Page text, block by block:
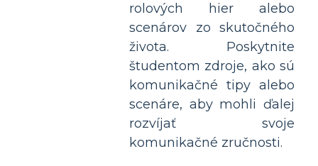
rolových hier alebo
scenárov zo skutočného
života. Poskytnite
študentom zdroje, ako sú
komunikačné tipy alebo
scenáre, aby mohli ďalej
rozvíjať svoje
komunikačné zručnosti.